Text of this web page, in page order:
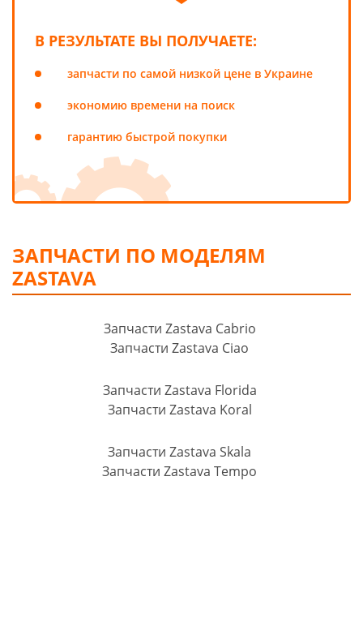
В РЕЗУЛЬТАТЕ ВЫ ПОЛУЧАЕТЕ:
запчасти по самой низкой цене в Украине
экономию времени на поиск
гарантию быстрой покупки
ЗАПЧАСТИ ПО МОДЕЛЯМ
ZASTAVA
Запчасти Zastava Cabrio
Запчасти Zastava Ciao
Запчасти Zastava Florida
Запчасти Zastava Koral
Запчасти Zastava Skala
Запчасти Zastava Tempo